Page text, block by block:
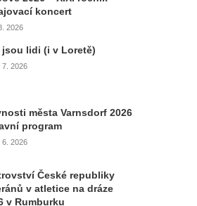
koncert
2026
lidi (i v Loretě)
7. 2026
města Varnsdorf 2026
program
6. 2026
České republiky
v atletice na dráze
v Rumburku